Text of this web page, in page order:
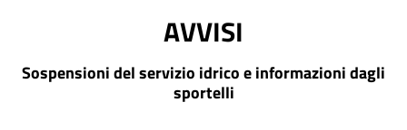
AVVISI
Sospensioni del servizio idrico e informazioni dagli
sportelli